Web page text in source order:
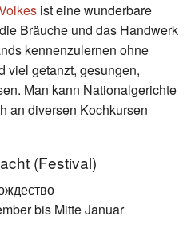
ist eine wunderbare
Bräuche und das Handwerk
kennenzulernen ohne
viel getanzt, gesungen,
Man kann Nationalgerichte
an diversen Kochkursen
(Festival)
bis Mitte Januar